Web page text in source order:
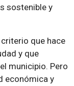
sostenible y
que hace
y que
municipio. Pero
económica y